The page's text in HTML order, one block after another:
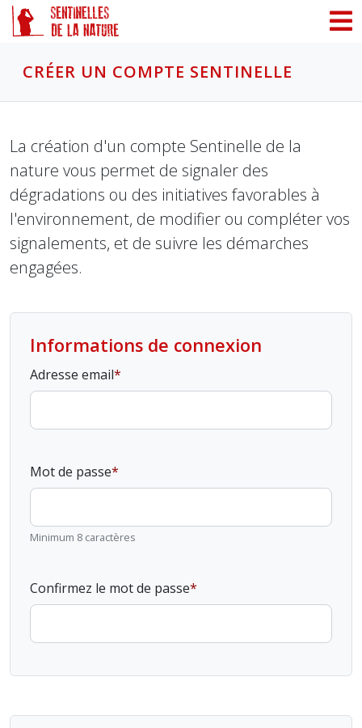
CRÉER UN COMPTE SENTINELLE
La création d'un compte Sentinelle de la
nature vous permet de signaler des
dégradations ou des initiatives favorables à
l'environnement, de modifier ou compléter vos
signalements, et de suivre les démarches
engagées.
Informations de connexion
Adresse email
Mot de passe
Minimum 8 caractères
Confirmez le mot de passe
Panneau de gestion des cookies